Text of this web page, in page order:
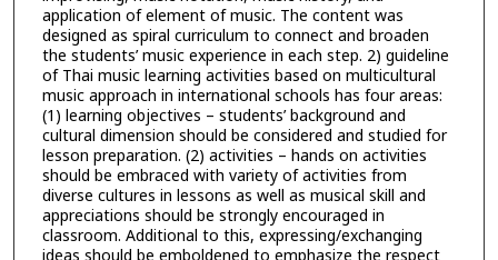
application of element of music. The content was
designed as spiral curriculum to connect and broaden
the students’ music experience in each step. 2) guideline
of Thai music learning activities based on multicultural
music approach in international schools has four areas:
(1) learning objectives – students’ background and
cultural dimension should be considered and studied for
lesson preparation. (2) activities – hands on activities
should be embraced with variety of activities from
diverse cultures in lessons as well as musical skill and
appreciations should be strongly encouraged in
classroom. Additional to this, expressing/exchanging